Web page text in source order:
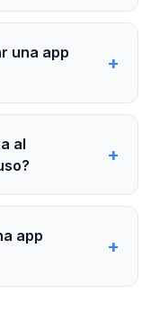
una app
+
al
+
app
+